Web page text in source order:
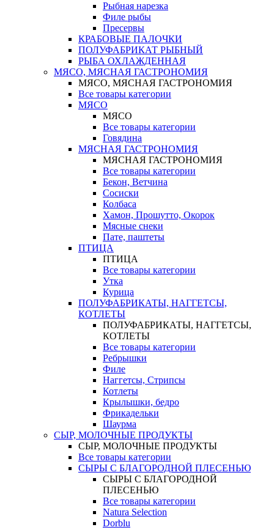
Рыбная нарезка
Филе рыбы
Пресервы
КРАБОВЫЕ ПАЛОЧКИ
ПОЛУФАБРИКАТ РЫБНЫЙ
РЫБА ОХЛАЖДЕННАЯ
МЯСО, МЯСНАЯ ГАСТРОНОМИЯ
МЯСО, МЯСНАЯ ГАСТРОНОМИЯ
Все товары категории
МЯСО
МЯСО
Все товары категории
Говядина
МЯСНАЯ ГАСТРОНОМИЯ
МЯСНАЯ ГАСТРОНОМИЯ
Все товары категории
Бекон, Ветчина
Сосиски
Колбаса
Хамон, Прошутто, Окорок
Мясные снеки
Пате, паштеты
ПТИЦА
ПТИЦА
Все товары категории
Утка
Курица
ПОЛУФАБРИКАТЫ, НАГГЕТСЫ,
КОТЛЕТЫ
ПОЛУФАБРИКАТЫ, НАГГЕТСЫ,
КОТЛЕТЫ
Все товары категории
Ребрышки
Филе
Наггетсы, Стрипсы
Котлеты
Крылышки, бедро
Фрикадельки
Шаурма
СЫР, МОЛОЧНЫЕ ПРОДУКТЫ
СЫР, МОЛОЧНЫЕ ПРОДУКТЫ
Все товары категории
СЫРЫ С БЛАГОРОДНОЙ ПЛЕСЕНЬЮ
СЫРЫ С БЛАГОРОДНОЙ
ПЛЕСЕНЬЮ
Все товары категории
Natura Selection
Dorblu